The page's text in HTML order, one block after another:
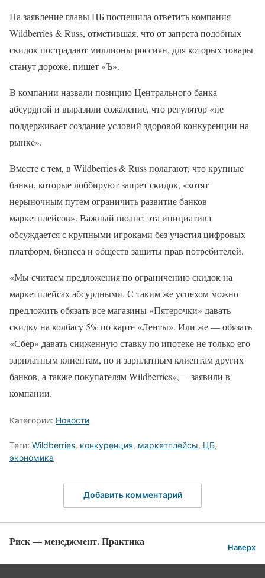
На заявление главы ЦБ поспешила ответить компания
Wildberries & Russ, отметившая, что от запрета подобных
скидок пострадают миллионы россиян, для которых товары
станут дороже, пишет «Ъ».
В компании назвали позицию Центрального банка
абсурдной и выразили сожаление, что регулятор «не
поддерживает создание условий здоровой конкуренции на
рынке».
Вместе с тем, в Wildberries & Russ полагают, что крупные
банки, которые лоббируют запрет скидок, «хотят
нерыночным путем ограничить развитие банков
маркетплейсов». Важный нюанс: эта инициатива
обсуждается с крупными игроками без участия цифровых
платформ, бизнеса и обществ защиты прав потребителей.
«Мы считаем предложения по ограничению скидок на
маркетплейсах абсурдными. С таким же успехом можно
предложить обязать все магазины «Пятерочки» давать
скидку на колбасу 5% по карте «Ленты». Или же — обязать
«Сбер» давать сниженную ставку по ипотеке не только его
зарплатным клиентам, но и зарплатным клиентам других
банков, а также покупателям Wildberries»,— заявили в
компании.
Категории: Новости
Теги: Wildberries, конкуренция, маркетплейсы, ЦБ,
экономика
Добавить комментарий
Риск — менеджмент. Практика Наверх